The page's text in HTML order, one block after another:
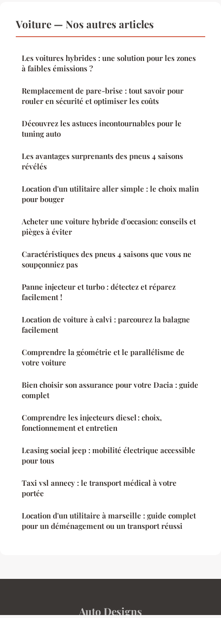
Voiture — Nos autres articles
Les voitures hybrides : une solution pour les zones
à faibles émissions ?
Remplacement de pare-brise : tout savoir pour
rouler en sécurité et optimiser les coûts
Découvrez les astuces incontournables pour le
tuning auto
Les avantages surprenants des pneus 4 saisons
révélés
Location d'un utilitaire aller simple : le choix malin
pour bouger
Acheter une voiture hybride d'occasion: conseils et
pièges à éviter
Caractéristiques des pneus 4 saisons que vous ne
soupçonniez pas
Panne injecteur et turbo : détectez et réparez
facilement !
Location de voiture à calvi : parcourez la balagne
facilement
Comprendre la géométrie et le parallélisme de
votre voiture
Bien choisir son assurance pour votre Dacia : guide
complet
Comprendre les injecteurs diesel : choix,
fonctionnement et entretien
Leasing social jeep : mobilité électrique accessible
pour tous
Taxi vsl annecy : le transport médical à votre
portée
Location d'un utilitaire à marseille : guide complet
pour un déménagement ou un transport réussi
Auto Designs